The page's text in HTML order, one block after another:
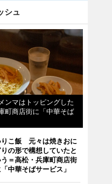
シュ
マはトッピングした
町商店街に「中華そば
りこ飯 元々は焼きおに
りの形で構想していたと
う＝高松・兵庫町商店街
中華そばサービス」